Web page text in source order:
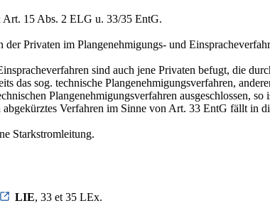
15 Abs. 2 ELG u. 33/35 EntG.
Privaten im Plangenehmigungs- und
sind auch jene Privaten befugt, die
das sog. technische Plangenehmigungsverfahren,
Plangenehmigungsverfahren ausgeschlossen,
Verfahren im Sinne von Art. 33 EntG fällt in
Starkstromleitung.
LIE, 33 et 35 LEx.